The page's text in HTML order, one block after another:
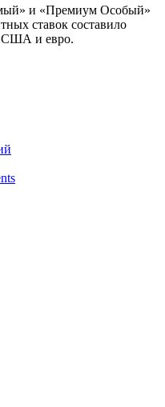
и «Премиум Особый»
ставок составило
США и евро.